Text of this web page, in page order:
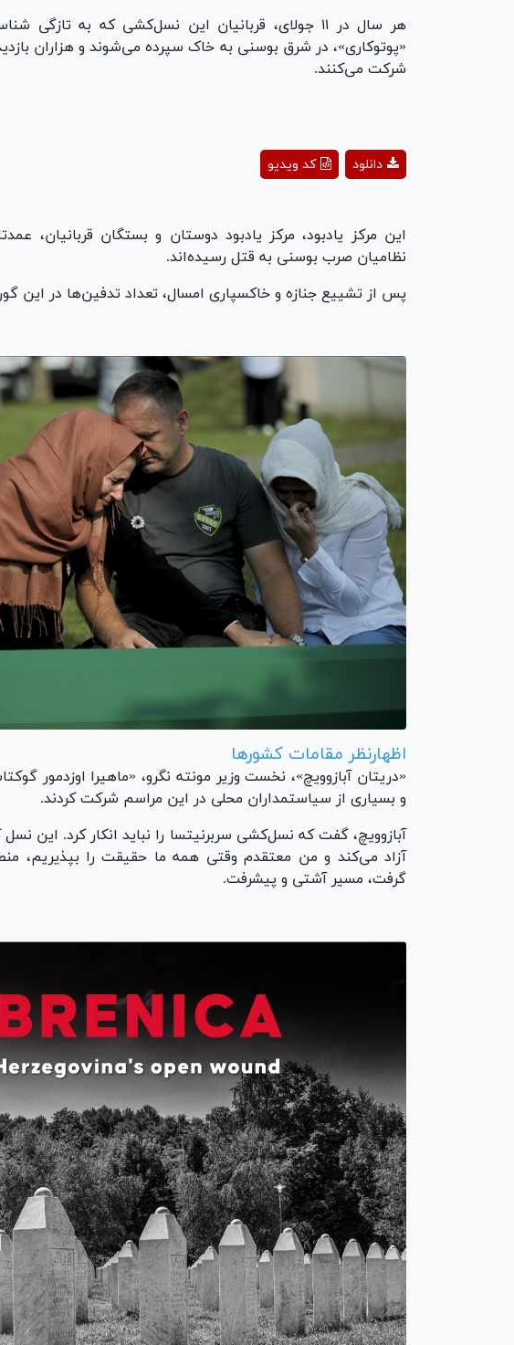
هر سال در ۱۱ جولای، قربانیان این نسل‌کشی که به
«پوتوکاری»، در شرق بوسنی به خاک سپرده می‌شوند و هزاران
شرکت می‌کنند.
کد ویدیو دانلود
این مرکز یادبود، مرکز یادبود دوستان و بستگان قربانیان،
نظامیان صرب بوسنی به قتل رسیده‌اند.
پس از تشییع جنازه و خاکسپاری امسال، تعداد تدفین‌ها در این گورستان به ۶ هزار و ۷۵۱ نفر
اظهارنظر مقامات کشور‌ها
«دریتان آبازوویچ»، نخست وزیر مونته نگرو، «ماهیرا اوزدمور
و بسیاری از سیاستمداران محلی در این مراسم شرکت کردند.
آبازوویچ، گفت که نسل‌کشی سربرنیتسا را نباید انکار کرد. این
آزاد می‌کند و من معتقدم وقتی همه ما حقیقت را بپذیریم،
گرفت، مسیر آشتی و پیشرفت.